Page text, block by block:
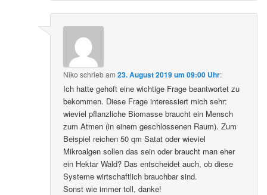
Niko schriebam23. August 2019 um 09:00 Uhr:
Ich hatte gehoft eine wichtige Frage beantwortet zu
bekommen. Diese Frage interessiert mich sehr:
wieviel pflanzliche Biomasse braucht ein Mensch
zum Atmen (in einem geschlossenen Raum). Zum
Beispiel reichen 50 qm Satat oder wieviel
Mikroalgen sollen das sein oder braucht man eher
ein Hektar Wald? Das entscheidet auch, ob diese
Systeme wirtschaftlich brauchbar sind.
Sonst wie immer toll, danke!